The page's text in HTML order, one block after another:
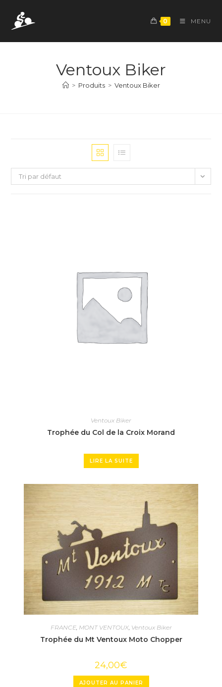
content
0 MENU
Ventoux Biker
> Produits > Ventoux Biker
Tri par défaut
Ventoux Biker
Trophée du Col de la Croix Morand
LIRE LA SUITE
FRANCE, MONT VENTOUX, Ventoux Biker
Trophée du Mt Ventoux Moto Chopper
24,00€
AJOUTER AU PANIER